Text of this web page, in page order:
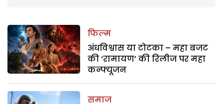
फिल्म
अंधविश्वास या टोटका – महा बजट
की ‘रामायण’ की रिलीज पर महा
कन्फ्यूजन
समाज